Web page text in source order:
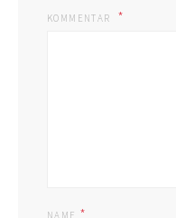
KOMMENTAR
*